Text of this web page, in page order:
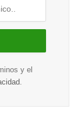
y el
.